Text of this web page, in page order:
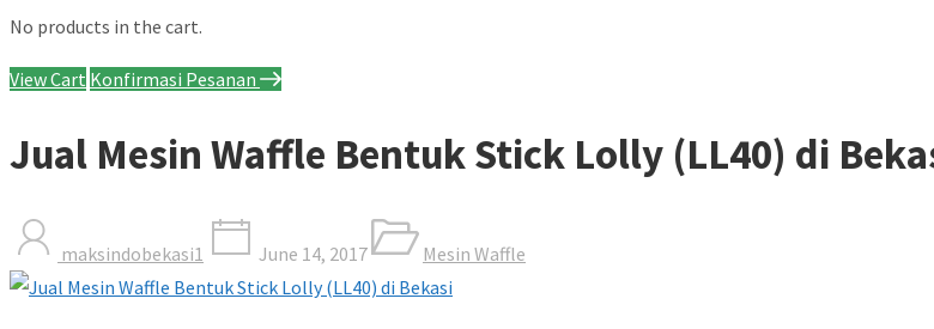
No products in the cart.
View Cart Konfirmasi Pesanan
Jual Mesin Waffle Bentuk Stick Lolly (LL40) di
maksindobekasi1 June 14, 2017 Mesin Waffle